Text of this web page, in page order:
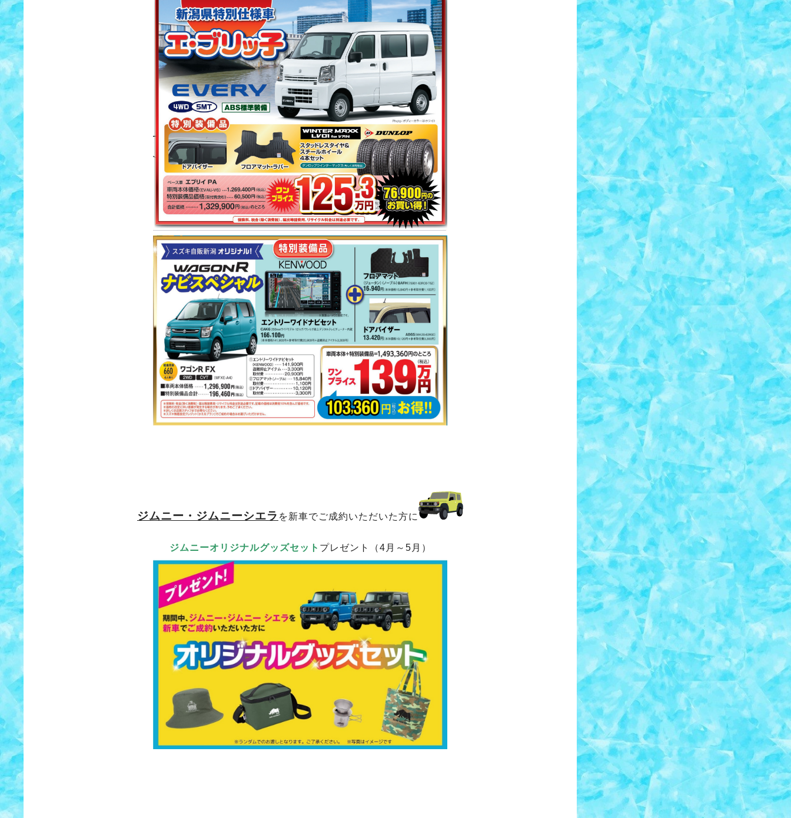
ジムニー・ジムニーシエラ を新車でご成約いただいた方に
ジムニーオリジナルグッズセット プレゼント（4月～5月）